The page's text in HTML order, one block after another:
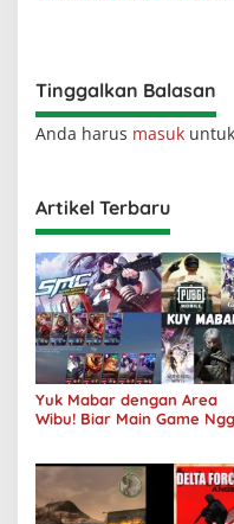
Tinggalkan Balasan
Anda harus masuk
Artikel Terbaru
Yuk Mabar dengan Area
Wibu! Biar Main Game